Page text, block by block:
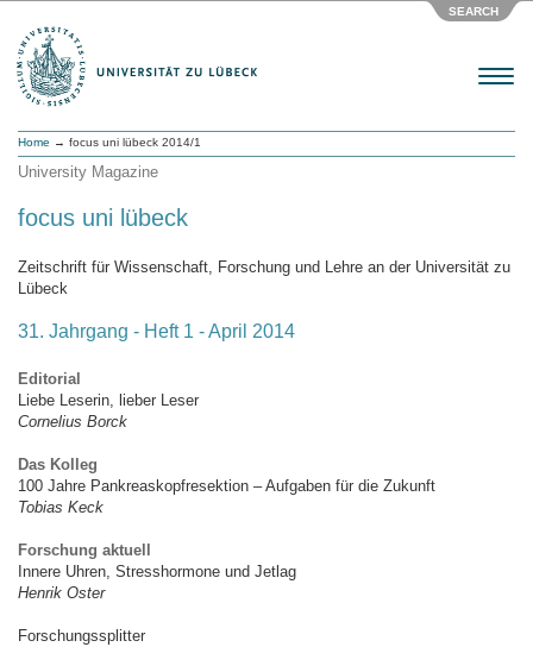
SEARCH
Menu
Home → focus uni lübeck 2014/1
University Magazine
focus uni lübeck
Zeitschrift für Wissenschaft, Forschung und Lehre an der Universität zu
Lübeck
31. Jahrgang - Heft 1 - April 2014
Editorial
Liebe Leserin, lieber Leser
Cornelius Borck
Das Kolleg
100 Jahre Pankreaskopfresektion – Aufgaben für die Zukunft
Tobias Keck
Forschung aktuell
Innere Uhren, Stresshormone und Jetlag
Henrik Oster
Forschungssplitter